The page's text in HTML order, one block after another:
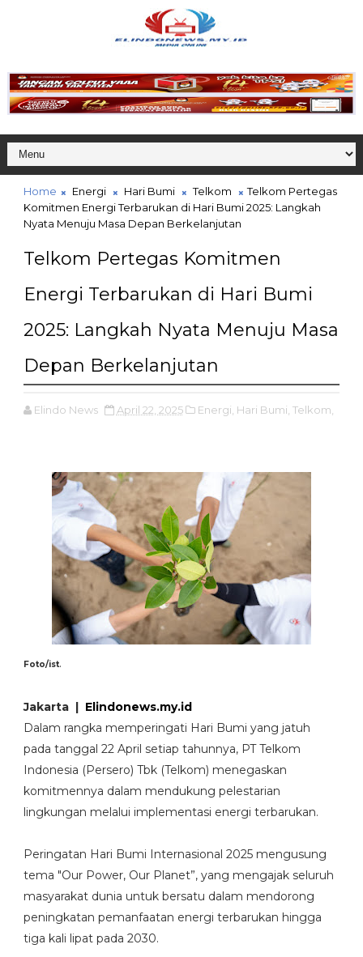
Home Energi Hari Bumi Telkom
Telkom Pertegas
Komitmen Energi Terbarukan di Hari Bumi 2025: Langkah
Nyata Menuju Masa Depan Berkelanjutan
Telkom Pertegas Komitmen
Energi Terbarukan di Hari Bumi
2025: Langkah Nyata Menuju Masa
Depan Berkelanjutan
Elindo News April 22, 2025 Energi, Hari Bumi, Telkom,
Foto/ist.
Jakarta | Elindonews.my.id
Dalam rangka memperingati Hari Bumi yang jatuh
pada tanggal 22 April setiap tahunnya, PT Telkom
Indonesia (Persero) Tbk (Telkom) menegaskan
komitmennya dalam mendukung pelestarian
lingkungan melalui implementasi energi terbarukan.
Peringatan Hari Bumi Internasional 2025 mengusung
tema "Our Power, Our Planet”, yang mengajak seluruh
masyarakat dunia untuk bersatu dalam mendorong
peningkatan pemanfaatan energi terbarukan hingga
tiga kali lipat pada 2030.